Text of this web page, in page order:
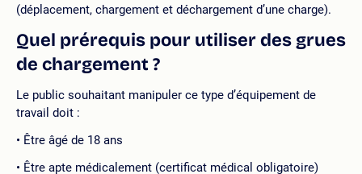
(déplacement, chargement et déchargement d’une charge).
Quel prérequis pour utiliser des grues
de chargement ?
Le public souhaitant manipuler ce type d’équipement de
travail doit :
Être âgé de 18 ans
Être apte médicalement (certificat médical obligatoire)